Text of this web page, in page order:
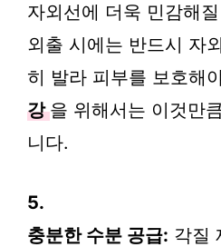
자외선에 더욱 민감해
외출 시에는 반드시 자
히 발라 피부를 보호해
강 을 위해서는 이것만
니다.
5.
충분한 수분 공급: 각질